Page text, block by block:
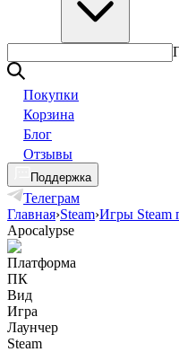
Покупки
Корзина
Блог
Отзывы
Поддержка
Телеграм
Главная›Steam›Игры Steam
Apocalypse
Платформа
ПК
Вид
Игра
Лаунчер
Steam